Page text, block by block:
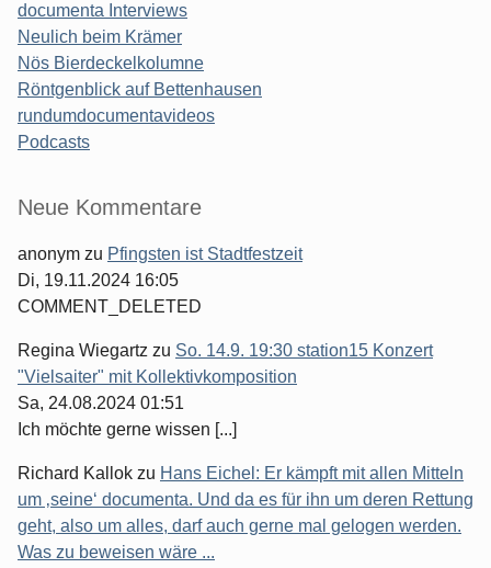
documenta Interviews
Neulich beim Krämer
Nös Bierdeckelkolumne
Röntgenblick auf Bettenhausen
rundumdocumentavideos
Podcasts
Seitenleiste
Neue Kommentare
anonym zu Pfingsten ist Stadtfestzeit
Di, 19.11.2024 16:05
COMMENT_DELETED
Regina Wiegartz zu So. 14.9. 19:30 station15 Konzert
"Vielsaiter" mit Kollektivkomposition
Sa, 24.08.2024 01:51
Ich möchte gerne wissen [...]
Richard Kallok zu Hans Eichel: Er kämpft mit allen Mitteln
um ‚seine‘ documenta. Und da es für ihn um deren Rettung
geht, also um alles, darf auch gerne mal gelogen werden.
Was zu beweisen wäre ...